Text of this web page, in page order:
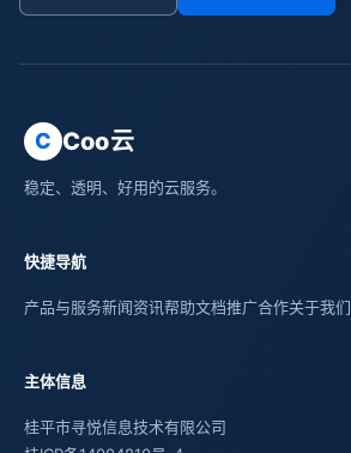
C Coo云
稳定、透明、好用的云服务。
快捷导航
产品与服务新闻资讯帮助文档推广合作关于我们
主体信息
桂平市寻悦信息技术有限公司